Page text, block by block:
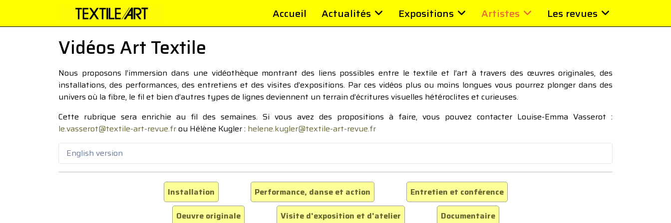
Accueil Actualités Expositions Artistes Les revues
Vidéos Art Textile
Nous proposons l’immersion dans une vidéothèque montrant des liens possibles entre le textile et l’art à travers des œuvres originales, des
installations, des performances, des entretiens et des visites d’expositions. Par ces vidéos plus ou moins longues vous pourrez plonger dans des
univers où la fibre, le fil et bien d’autres types de lignes deviennent un terrain d’écritures visuelles hétéroclites et curieuses.
Cette rubrique sera enrichie au fil des semaines. Si vous avez des propositions à faire, vous pouvez contacter Louise-Emma Vasserot :
le.vasserot@textile-art-revue.frou Hélène Kugler : helene.kugler@textile-art-revue.fr
English version
Installation Performance, danse et action
Entretien et conférence
Oeuvre originale
Visite d'exposition et d'atelier Documentaire